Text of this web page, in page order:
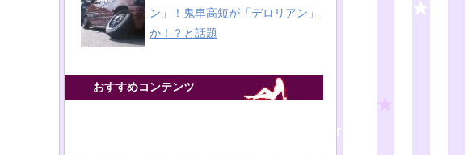
ン」！鬼車高短が「デロリアン」
か！？と話題
おすすめコンテンツ